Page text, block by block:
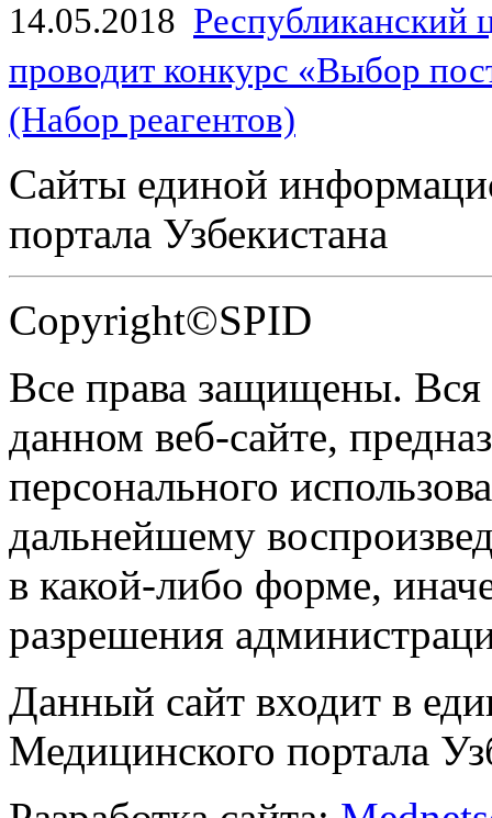
14.05.2018
проводит конкурс «Выбор
(Набор реагентов)
Сайты единой
портала Узбекистана
Copyright©SPID
Все права защищены.
данном веб-сайте,
персонального
дальнейшему
в какой-либо форме,
разрешения
Данный сайт входит в
Медицинского портала